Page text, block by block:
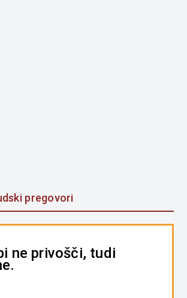
pregovori
ne privošči, tudi